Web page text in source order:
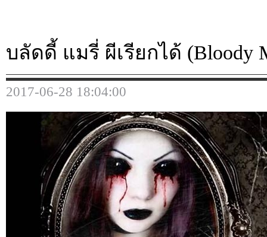
บลัดดี้ แมรี่ ผีเรียกได้ (Bloody
2017-06-28 18:04:00